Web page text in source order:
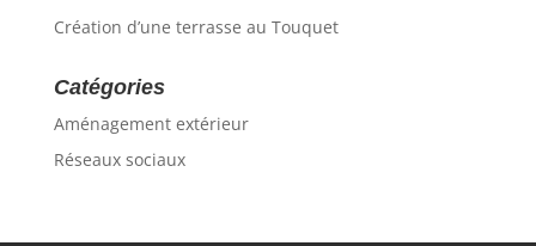
Création d’une terrasse au Touquet
Catégories
Aménagement extérieur
Réseaux sociaux